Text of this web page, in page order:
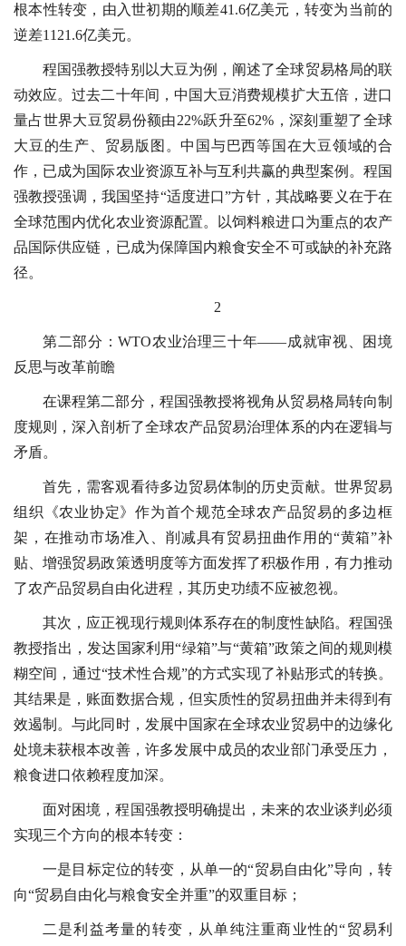
根本性转变，由入世初期的顺差41.6亿美元，转变为当前的
逆差1121.6亿美元。
程国强教授特别以大豆为例，阐述了全球贸易格局的联
动效应。过去二十年间，中国大豆消费规模扩大五倍，进口
量占世界大豆贸易份额由22%跃升至62%，深刻重塑了全球
大豆的生产、贸易版图。中国与巴西等国在大豆领域的合
作，已成为国际农业资源互补与互利共赢的典型案例。程国
强教授强调，我国坚持“适度进口”方针，其战略要义在于在
全球范围内优化农业资源配置。以饲料粮进口为重点的农产
品国际供应链，已成为保障国内粮食安全不可或缺的补充路
径。
2
第二部分：WTO农业治理三十年——成就审视、困境
反思与改革前瞻
在课程第二部分，程国强教授将视角从贸易格局转向制
度规则，深入剖析了全球农产品贸易治理体系的内在逻辑与
矛盾。
首先，需客观看待多边贸易体制的历史贡献。世界贸易
组织《农业协定》作为首个规范全球农产品贸易的多边框
架，在推动市场准入、削减具有贸易扭曲作用的“黄箱”补
贴、增强贸易政策透明度等方面发挥了积极作用，有力推动
了农产品贸易自由化进程，其历史功绩不应被忽视。
其次，应正视现行规则体系存在的制度性缺陷。程国强
教授指出，发达国家利用“绿箱”与“黄箱”政策之间的规则模
糊空间，通过“技术性合规”的方式实现了补贴形式的转换。
其结果是，账面数据合规，但实质性的贸易扭曲并未得到有
效遏制。与此同时，发展中国家在全球农业贸易中的边缘化
处境未获根本改善，许多发展中成员的农业部门承受压力，
粮食进口依赖程度加深。
面对困境，程国强教授明确提出，未来的农业谈判必须
实现三个方向的根本转变：
一是目标定位的转变，从单一的“贸易自由化”导向，转
向“贸易自由化与粮食安全并重”的双重目标；
二是利益考量的转变，从单纯注重商业性的“贸易利